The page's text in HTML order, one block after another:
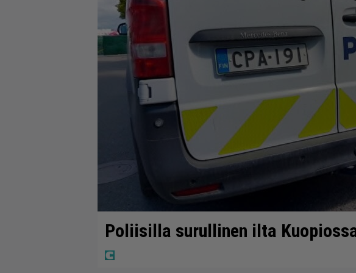
Poliisilla surullinen ilta